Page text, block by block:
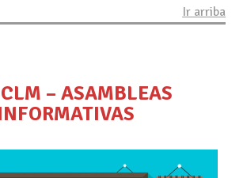
Ir arriba
– ASAMBLEAS